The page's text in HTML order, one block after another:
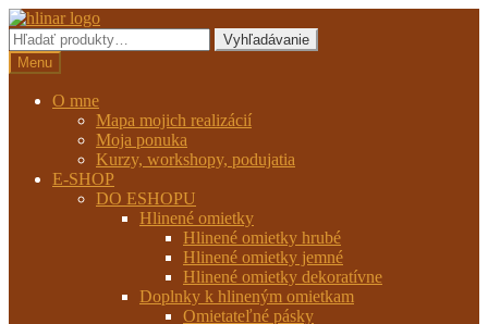
Preskočiť
na
navigáciu
Preskočiť
na
obsah
Hľadať:
Vyhľadávanie
Menu
O mne
Mapa mojich realizácií
Moja ponuka
Kurzy, workshopy, podujatia
E-SHOP
DO ESHOPU
Hlinené omietky
Hlinené omietky hrubé
Hlinené omietky jemné
Hlinené omietky dekoratívne
Doplnky k hlineným omietkam
Omietateľné pásky